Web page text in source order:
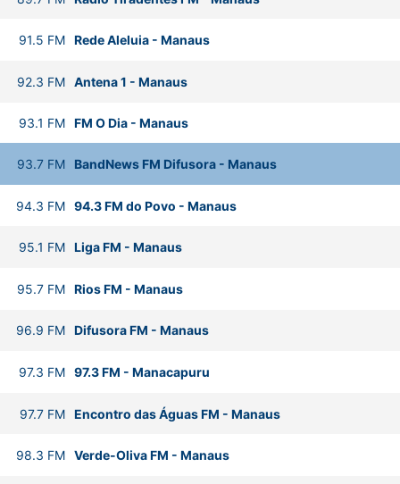
91.5 FM Rede Aleluia- Manaus
92.3 FM Antena 1 - Manaus
93.1 FM FM O Dia- Manaus
93.7 FM BandNews FM Difusora- Manaus
94.3 FM 94.3 FM do Povo - Manaus
95.1 FM Liga FM - Manaus
95.7 FM Rios FM - Manaus
96.9 FM Difusora FM - Manaus
97.3 FM 97.3 FM - Manacapuru
97.7 FM Encontro das Águas FM - Manaus
98.3 FM Verde-Oliva FM - Manaus